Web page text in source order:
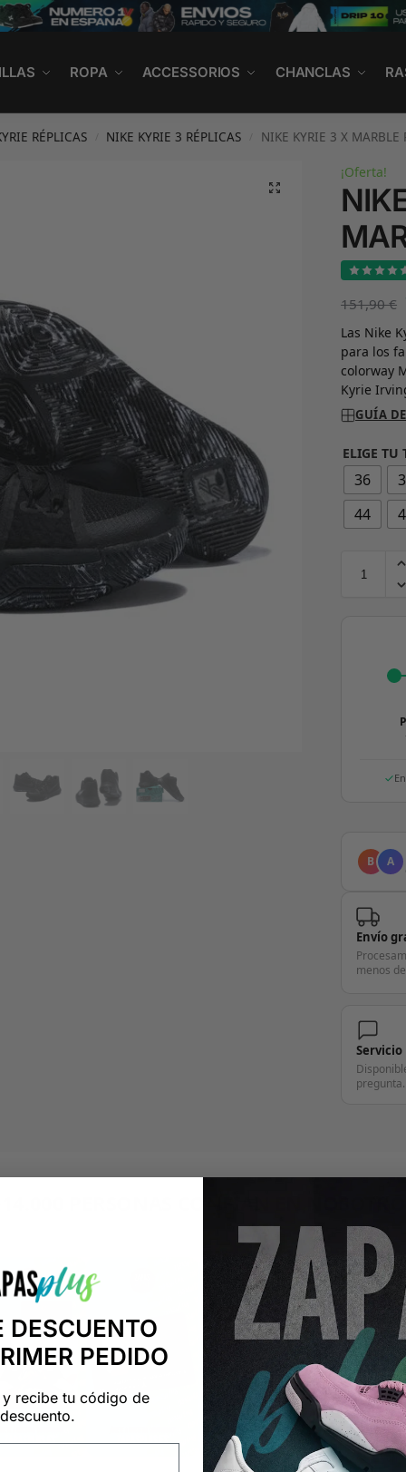
ROPA ACCESSORIOS CHANCLAS
RÉPLICAS NIKE KYRIE 3 RÉPLICAS NIKE KYRIE 3 X MARBLE
¡Oferta!
151,90€
Las Nike
para los
colorway
Kyrie
GUÍA
ELIGE TU
36
44
B A
Envío
menos
Servicio
pregunta.
"Consulta nuestras reseñas y compruébalo tú mismo"
DESCUENTO
PEDIDO
y recibe tu código de
descuento.